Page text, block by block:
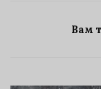
Вам